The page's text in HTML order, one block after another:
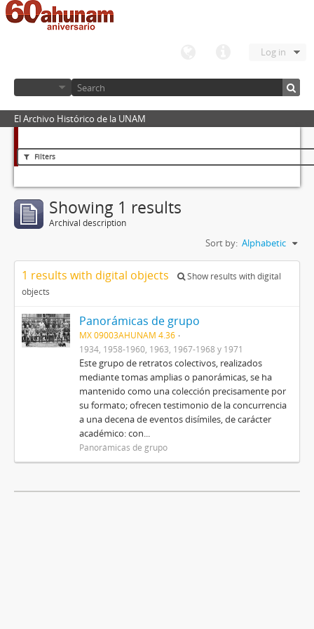
Log in
El Archivo Histórico de la UNAM
Filters
Showing 1 results
Archival description
Sort by: Alphabetic
1 results with digital objects
Show results with digital
objects
Panorámicas de grupo
MX 09003AHUNAM 4.36
1934, 1958-1960, 1963, 1967-1968 y 1971
Este grupo de retratos colectivos, realizados
mediante tomas amplias o panorámicas, se ha
mantenido como una colección precisamente por
su formato; ofrecen testimonio de la concurrencia
a una decena de eventos disímiles, de carácter
académico: con...
Panorámicas de grupo